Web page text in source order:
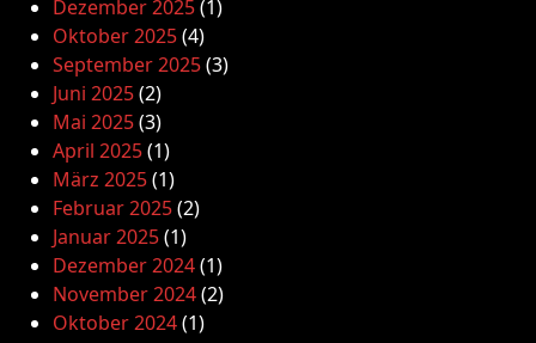
Dezember 2025(1)
Oktober 2025(4)
September 2025(3)
Juni 2025(2)
Mai 2025(3)
April 2025(1)
März 2025(1)
Februar 2025(2)
Januar 2025(1)
Dezember 2024(1)
November 2024(2)
Oktober 2024(1)